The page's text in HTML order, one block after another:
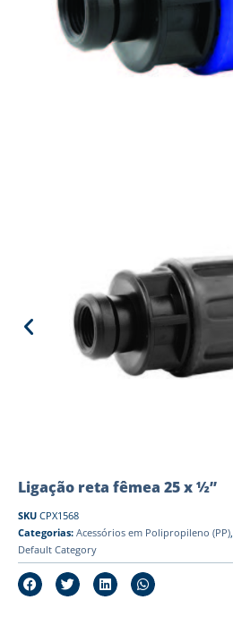
Ligação reta fêmea 25 x ½”
SKU CPX1568
Categorias: Acessórios em Polipropileno (PP),
Default Category